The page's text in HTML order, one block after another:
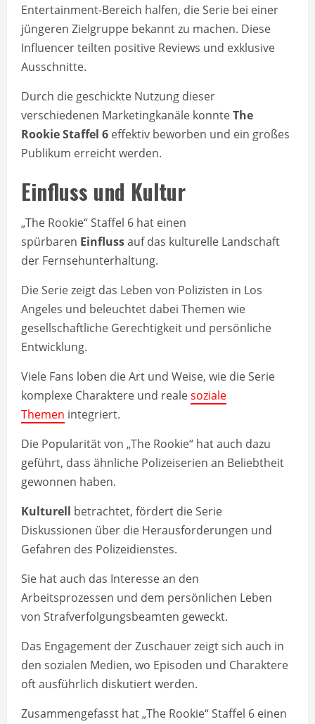
Entertainment-Bereich halfen, die Serie bei einer
jüngeren Zielgruppe bekannt zu machen. Diese
Influencer teilten positive Reviews und exklusive
Ausschnitte.
Durch die geschickte Nutzung dieser
verschiedenen Marketingkanäle konnteThe
Rookie Staffel 6 effektiv beworben und ein großes
Publikum erreicht werden.
Einfluss und Kultur
„The Rookie“ Staffel 6 hat einen
spürbaren Einflussauf das kulturelle Landschaft
der Fernsehunterhaltung.
Die Serie zeigt das Leben von Polizisten in Los
Angeles und beleuchtet dabei Themen wie
gesellschaftliche Gerechtigkeit und persönliche
Entwicklung.
Viele Fans loben die Art und Weise, wie die Serie
komplexe Charaktere und realesoziale
Themen integriert.
Die Popularität von „The Rookie“ hat auch dazu
geführt, dass ähnliche Polizeiserien an Beliebtheit
gewonnen haben.
Kulturell betrachtet, fördert die Serie
Diskussionen über die Herausforderungen und
Gefahren des Polizeidienstes.
Sie hat auch das Interesse an den
Arbeitsprozessen und dem persönlichen Leben
von Strafverfolgungsbeamten geweckt.
Das Engagement der Zuschauer zeigt sich auch in
den sozialen Medien, wo Episoden und Charaktere
oft ausführlich diskutiert werden.
Zusammengefasst hat „The Rookie“ Staffel 6 einen